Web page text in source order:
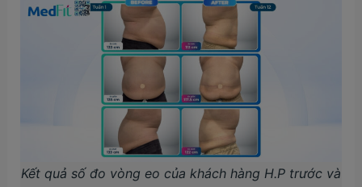
Kết quả số đo vòng eo của khách hàng H.P trước và